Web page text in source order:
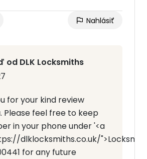
Nahlásiť
od DLK Locksmiths
for your kind review
Please feel free to keep
in your phone under '<a
dlklocksmiths.co.uk/
for any future